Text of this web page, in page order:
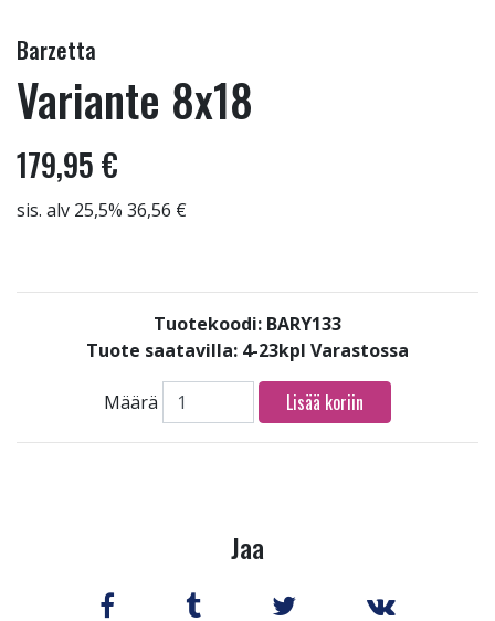
Barzetta
Variante 8x18
179,95 €
sis. alv 25,5% 36,56 €
Tuotekoodi: BARY133
Tuote saatavilla: 4-23kpl Varastossa
Määrä Lisää koriin
Jaa